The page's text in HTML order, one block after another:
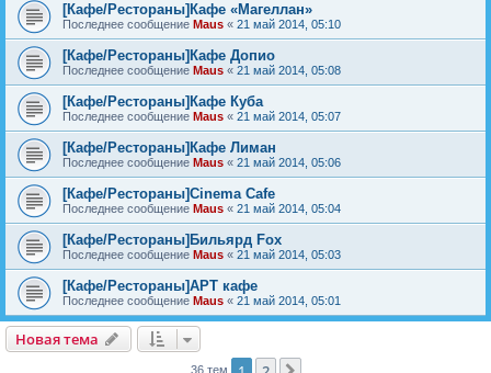
[Кафе/Рестораны]Кафе «Магеллан»
Последнее сообщение Maus « 21 май 2014, 05:10
[Кафе/Рестораны]Кафе Допио
Последнее сообщение Maus « 21 май 2014, 05:08
[Кафе/Рестораны]Кафе Куба
Последнее сообщение Maus « 21 май 2014, 05:07
[Кафе/Рестораны]Кафе Лиман
Последнее сообщение Maus « 21 май 2014, 05:06
[Кафе/Рестораны]Cinema Cafe
Последнее сообщение Maus « 21 май 2014, 05:04
[Кафе/Рестораны]Бильярд Fox
Последнее сообщение Maus « 21 май 2014, 05:03
[Кафе/Рестораны]АРТ кафе
Последнее сообщение Maus « 21 май 2014, 05:01
Новая тема
Новаятема
36 тем